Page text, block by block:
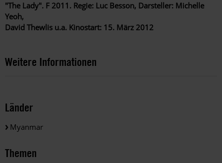
"The Lady". F 2011. Regie: Luc Besson, Darsteller: Michelle
Yeoh,
David Thewlis u.a. Kinostart: 15. März 2012
Weitere Informationen
Länder
Myanmar
Themen